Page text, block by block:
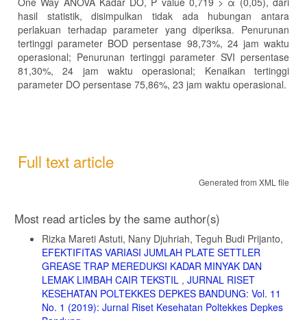
hasil statistik, disimpulkan tidak ada hubungan antara
perlakuan terhadap parameter yang diperiksa. Penurunan
tertinggi parameter BOD persentase 98,73%, 24 jam waktu
operasional; Penurunan tertinggi parameter SVI persentase
81,30%, 24 jam waktu operasional; Kenaikan tertinggi
parameter DO persentase 75,86%, 23 jam waktu operasional.
Full text article
Generated from XML file
Article
Details
Most read articles by the same author(s)
Rizka Mareti Astuti, Nany Djuhriah, Teguh Budi Prijanto,
EFEKTIFITAS VARIASI JUMLAH PLATE SETTLER
GREASE TRAP MEREDUKSI KADAR MINYAK DAN
LEMAK LIMBAH CAIR TEKSTIL , JURNAL RISET
KESEHATAN POLTEKKES DEPKES BANDUNG: Vol. 11
No. 1 (2019): Jurnal Riset Kesehatan Poltekkes Depkes